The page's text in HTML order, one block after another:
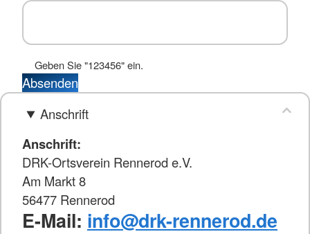
Geben Sie "123456" ein.
Absenden
Anschrift
Anschrift:
DRK-Ortsverein Rennerod e.V.
Am Markt 8
56477 Rennerod
E-Mail: info@drk-rennerod.de